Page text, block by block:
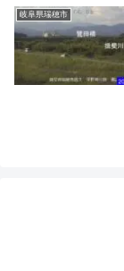
岐阜県瑞穂市